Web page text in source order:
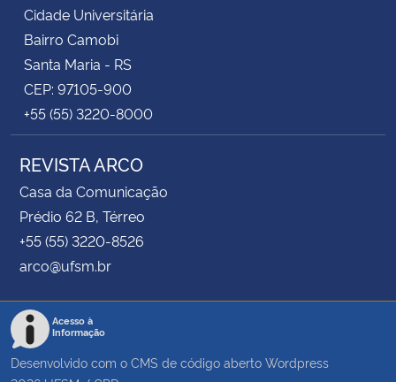
Cidade Universitária
Bairro Camobi
Santa Maria - RS
CEP: 97105-900
+55 (55) 3220-8000
REVISTA ARCO
Casa da Comunicação
Prédio 62 B, Térreo
+55 (55) 3220-8526
arco@ufsm.br
Acesso à
Informação
Desenvolvido com o CMS de código aberto Wordpress